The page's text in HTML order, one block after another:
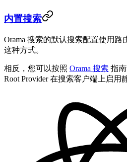
内置搜索
Orama 搜索的默认搜索配置使用
这种方式。
相反，您可以按照 Orama 搜索 指
Root Provider 在搜索客户端上启用